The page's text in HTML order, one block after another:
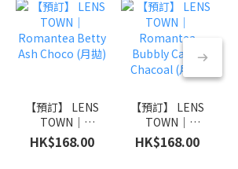
【預訂】 LENS
TOWN｜
Romantea
Betty Ash
HK$168.00
【預訂】 LENS
TOWN｜
Romantea
Bubbly Candy
HK$168.00